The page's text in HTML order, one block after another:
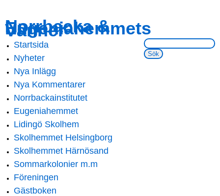
main
content
navigation
Norrbacka &
Eugeniahemmets
Vänner
Sök på webbsidan:
Main menu
Startsida
Nyheter
Nya Inlägg
Nya Kommentarer
Norrbackainstitutet
Eugeniahemmet
Lidingö Skolhem
Skolhemmet Helsingborg
Skolhemmet Härnösand
Sommarkolonier m.m
Föreningen
Gästboken